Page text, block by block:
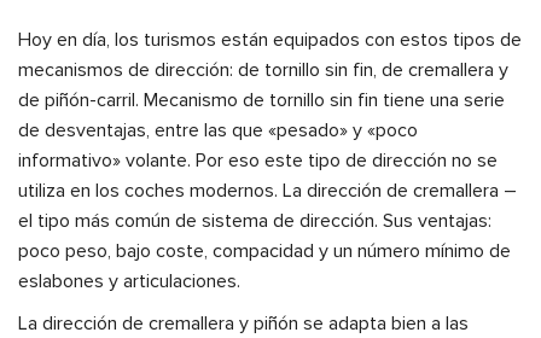
Hoy en día, los turismos están equipados con estos tipos de
mecanismos de dirección: de tornillo sin fin, de cremallera y
de piñón-carril. Mecanismo de tornillo sin fin tiene una serie
de desventajas, entre las que «pesado» y «poco
informativo» volante. Por eso este tipo de dirección no se
utiliza en los coches modernos. La dirección de cremallera –
el tipo más común de sistema de dirección. Sus ventajas:
poco peso, bajo coste, compacidad y un número mínimo de
eslabones y articulaciones.
La dirección de cremallera y piñón se adapta bien a las